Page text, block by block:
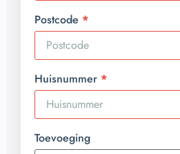
Postcode
Huisnummer
Toevoeging